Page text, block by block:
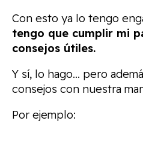
Con esto ya lo tengo
tengo que cumplir mi
consejos útiles.
Y sí, lo hago… pero
consejos con nuestra
Por ejemplo: